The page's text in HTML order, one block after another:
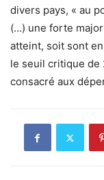
divers pays, « au
(…) une forte
atteint, soit sont
le seuil critique de
consacré aux